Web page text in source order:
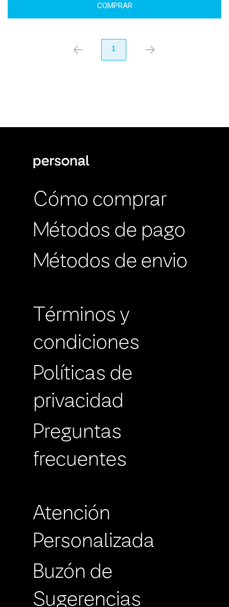
COMPRAR
anterior 1 próximo
Cómo comprar
Métodos de pago
Métodos de envio
Términos y
condiciones
Políticas de
privacidad
Preguntas
frecuentes
Atención
Personalizada
Buzón de
Sugerencias